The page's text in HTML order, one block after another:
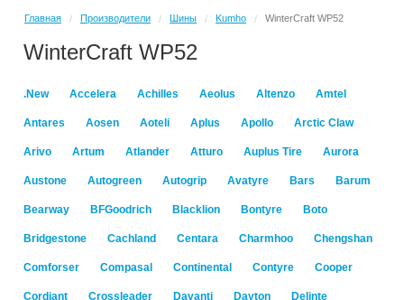
Главная / Производители / Шины / Kumho / WinterCraft WP52
WinterCraft WP52
.New Accelera Achilles Aeolus Altenzo Amtel
Antares Aosen Aoteli Aplus Apollo Arctic Claw
Arivo Artum Atlander Atturo Auplus Tire Aurora
Austone Autogreen Autogrip Avatyre Bars Barum
Bearway BFGoodrich Blacklion Bontyre Boto
Bridgestone Cachland Centara Charmhoo Chengshan
Comforser Compasal Continental Contyre Cooper
Cordiant Crossleader Davanti Dayton Delinte